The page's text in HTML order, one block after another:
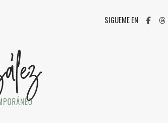
SIGUEME EN